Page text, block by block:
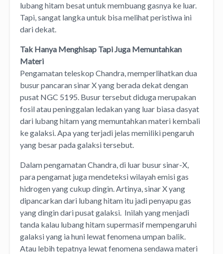
lubang hitam besat untuk membuang gasnya ke luar.
Tapi, sangat langka untuk bisa melihat peristiwa ini
dari dekat.
Tak Hanya Menghisap Tapi Juga Memuntahkan
Materi
Pengamatan teleskop Chandra, memperlihatkan dua
busur pancaran sinar X yang berada dekat dengan
pusat NGC 5195. Busur tersebut diduga merupakan
fosil atau peninggalan ledakan yang luar biasa dasyat
dari lubang hitam yang memuntahkan materi kembali
ke galaksi. Apa yang terjadi jelas memiliki pengaruh
yang besar pada galaksi tersebut.
Dalam pengamatan Chandra, di luar busur sinar-X,
para pengamat juga mendeteksi wilayah emisi gas
hidrogen yang cukup dingin. Artinya, sinar X yang
dipancarkan dari lubang hitam itu jadi penyapu gas
yang dingin dari pusat galaksi. Inilah yang menjadi
tanda kalau lubang hitam supermasif mempengaruhi
galaksi yang ia huni lewat fenomena umpan balik.
Atau lebih tepatnya lewat fenomena sendawa materi